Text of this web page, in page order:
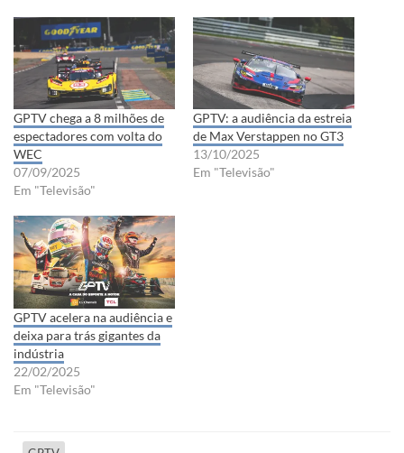
GPTV chega a 8 milhões de
espectadores com volta do
WEC
07/09/2025
Em "Televisão"
GPTV: a audiência da estreia
de Max Verstappen no GT3
13/10/2025
Em "Televisão"
GPTV acelera na audiência e
deixa para trás gigantes da
indústria
22/02/2025
Em "Televisão"